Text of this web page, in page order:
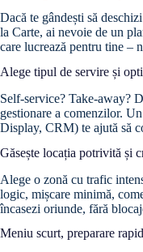
Dacă te gândești să
la Carte, ai nevoie de un
care lucrează pentru tine –
Alege tipul de servire și
Self-service? Take-away?
gestionare a comenzilor.
Display, CRM) te ajută să
Găsește locația potrivită și
Alege o zonă cu trafic
logic, mișcare minimă,
încasezi oriunde, fără
Meniu scurt, preparare